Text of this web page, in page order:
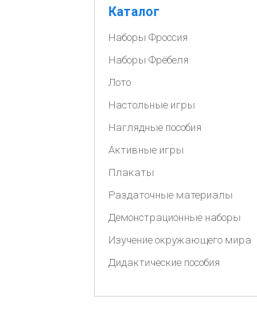
Каталог
Наборы Фроссия
Наборы Фрёбеля
Лото
Настольные игры
Наглядные пособия
Активные игры
Плакаты
Раздаточные материалы
Демонстрационные наборы
Изучение окружающего мира
Дидактические пособия